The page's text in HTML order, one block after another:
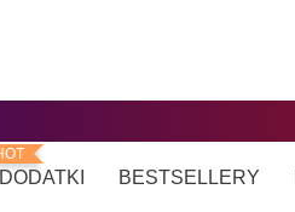
DODATKI BESTSELLERY